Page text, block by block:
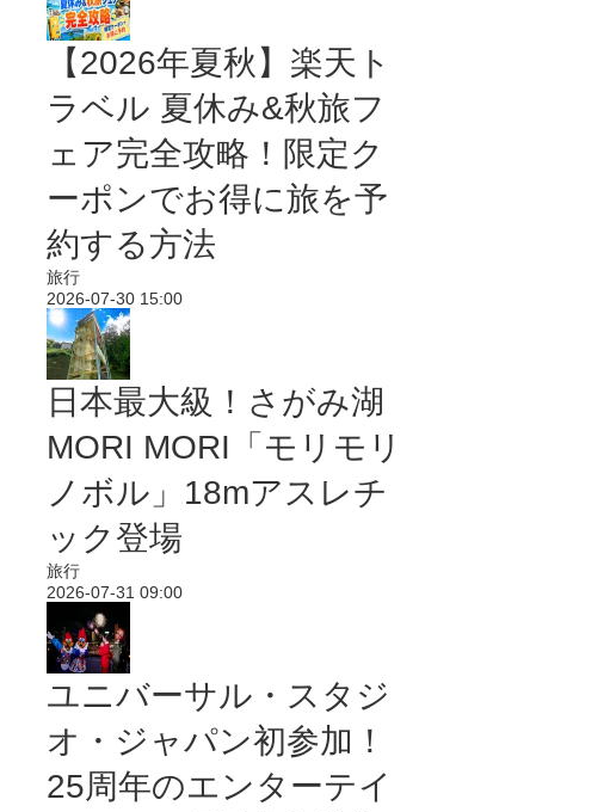
【2026年夏秋】楽天ト
ラベル 夏休み&秋旅フ
ェア完全攻略！限定ク
ーポンでお得に旅を予
約する方法
旅行
2026-07-30 15:00
日本最大級！さがみ湖
MORI MORI「モリモリ
ノボル」18mアスレチ
ック登場
旅行
2026-07-31 09:00
ユニバーサル・スタジ
オ・ジャパン初参加！
25周年のエンターテイ